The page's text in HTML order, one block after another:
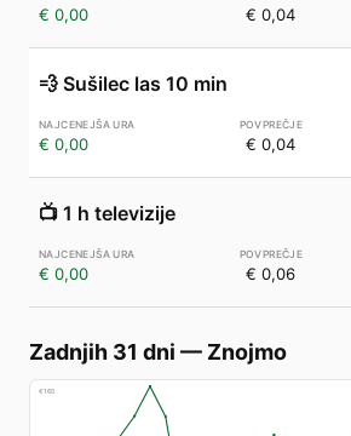
€ 0,00 € 0,04
💨 Sušilec las 10 min
€ 0,00 € 0,04
📺 1 h televizije
€ 0,00 € 0,06
Zadnjih 31 dni — Znojmo
€160